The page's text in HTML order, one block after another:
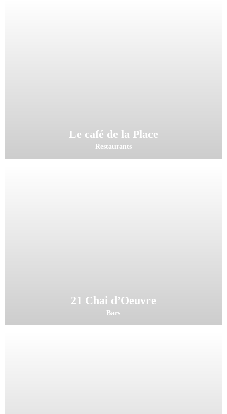
Le café de la Place
Restaurants
21 Chai d’Oeuvre
Bars